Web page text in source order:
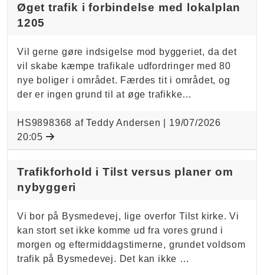
Øget trafik i forbindelse med lokalplan
1205
Vil gerne gøre indsigelse mod byggeriet, da det
vil skabe kæmpe trafikale udfordringer med 80
nye boliger i området. Færdes tit i området, og
der er ingen grund til at øge trafikke…
HS9898368 af Teddy Andersen | 19/07/2026
20:05
Trafikforhold i Tilst versus planer om
nybyggeri
Vi bor på Bysmedevej, lige overfor Tilst kirke. Vi
kan stort set ikke komme ud fra vores grund i
morgen og eftermiddagstimerne, grundet voldsom
trafik på Bysmedevej. Det kan ikke …